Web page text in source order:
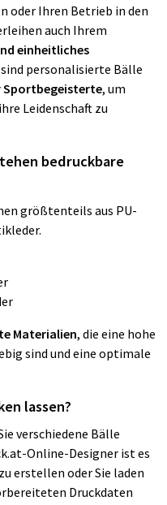
oder Ihren Betrieb in den
auch Ihrem
einheitliches
personalisierte Bälle
Sportbegeisterte, um
Leidenschaft zu
bedruckbare
größtenteils aus PU-
Materialien, die eine hohe
sind und eine optimale
lassen?
verschiedene Bälle
Online-Designer ist es
erstellen oder Sie laden
Druckdaten